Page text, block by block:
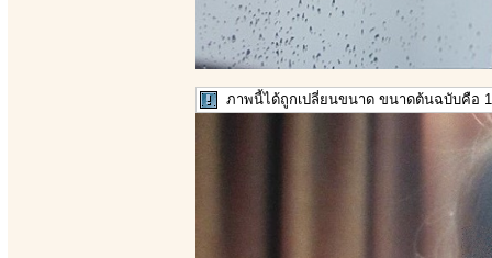
ภาพนี้ได้ถูกเปลี่ยนขนาด ขนาดต้นฉบับคือ